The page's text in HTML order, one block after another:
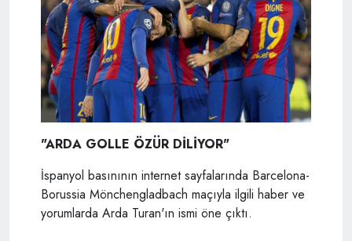
"ARDA GOLLE ÖZÜR DİLİYOR"
İspanyol basınının internet sayfalarında Barcelona-
Borussia Mönchengladbach maçıyla ilgili haber ve
yorumlarda Arda Turan'ın ismi öne çıktı.